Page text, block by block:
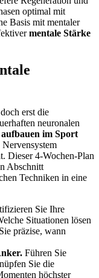
optimal mit
Basis mit mentaler
mentale Stärke
erst die
neuronalen
im Sport
Dieser 4-Wochen-Plan
Abschnitt
Techniken in eine
Sie Ihre
Situationen lösen
präzise, wann
Führen Sie
Sie die
höchster